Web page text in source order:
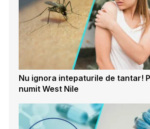
Nu ignora intepaturile de tantar!
numit West Nile